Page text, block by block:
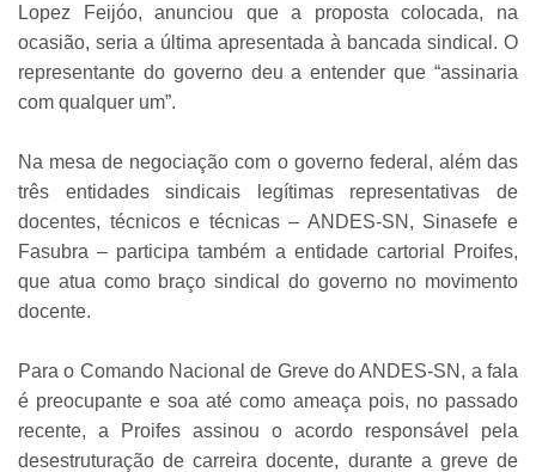
Lopez Feijóo, anunciou que a proposta colocada, na
ocasião, seria a última apresentada à bancada sindical. O
representante do governo deu a entender que “assinaria
com qualquer um”.
Na mesa de negociação com o governo federal, além das
três entidades sindicais legítimas representativas de
docentes, técnicos e técnicas – ANDES-SN, Sinasefe e
Fasubra – participa também a entidade cartorial Proifes,
que atua como braço sindical do governo no movimento
docente.
Para o Comando Nacional de Greve do ANDES-SN, a fala
é preocupante e soa até como ameaça pois, no passado
recente, a Proifes assinou o acordo responsável pela
desestruturação de carreira docente, durante a greve de